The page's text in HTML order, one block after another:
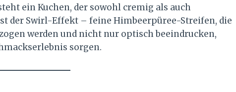
ein Kuchen, der sowohl cremig als auch
der Swirl-Effekt – feine Himbeerpüree-Streifen, die
werden und nicht nur optisch beeindrucken,
sorgen.